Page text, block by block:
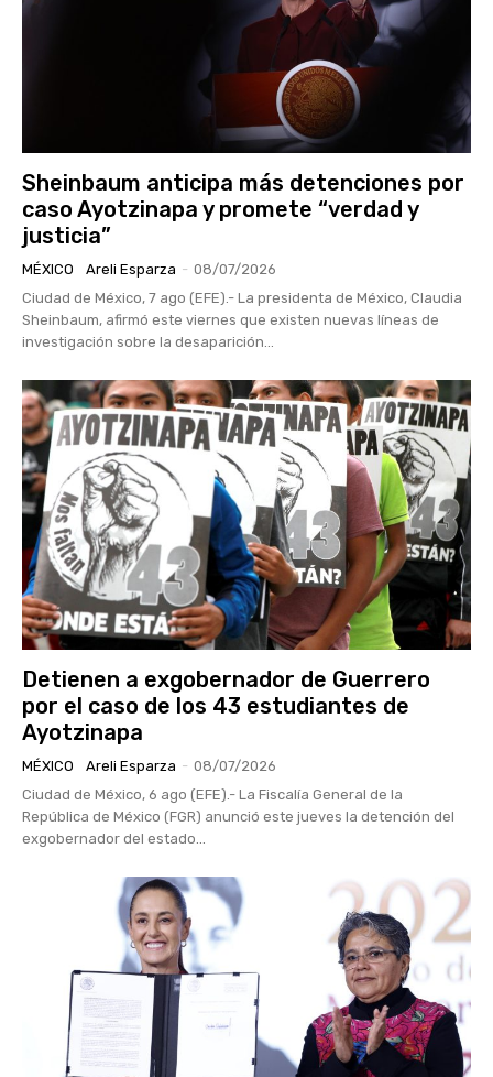
Sheinbaum anticipa más detenciones por
caso Ayotzinapa y promete “verdad y
justicia”
MÉXICO Areli Esparza - 08/07/2026
Ciudad de México, 7 ago (EFE).- La presidenta de México, Claudia
Sheinbaum, afirmó este viernes que existen nuevas líneas de
investigación sobre la desaparición...
Detienen a exgobernador de Guerrero
por el caso de los 43 estudiantes de
Ayotzinapa
MÉXICO Areli Esparza - 08/07/2026
Ciudad de México, 6 ago (EFE).- La Fiscalía General de la
República de México (FGR) anunció este jueves la detención del
exgobernador del estado...